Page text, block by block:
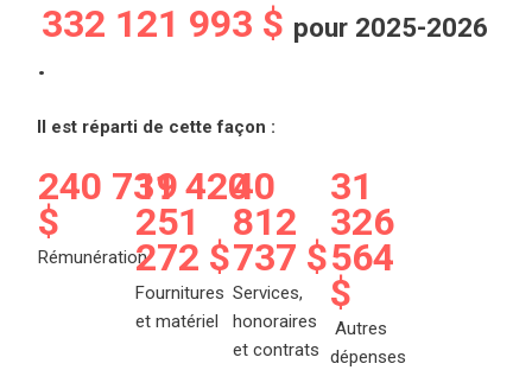
332 121 993 $ pour 2025-2026
.
Il est réparti de cette façon :
240 731 420
$
Rémunération
19
251
272 $
Fournitures
et matériel
40
812
737 $
Services,
honoraires
et contrats
31
326
564
$
Autres
dépenses